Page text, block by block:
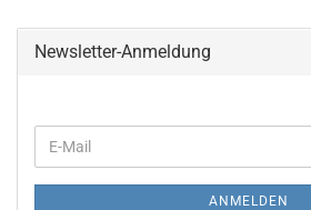
Newsletter-Anmeldung
ZUR
E-
Mail
ANMELDEN